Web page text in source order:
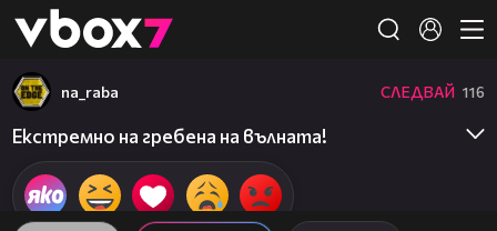
👾
na_raba СЛЕДВАЙ 116
Екстремно на гребена на вълната!